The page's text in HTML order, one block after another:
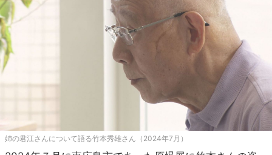
姉の君江さんについて語る竹本秀雄さん（2024年7月）